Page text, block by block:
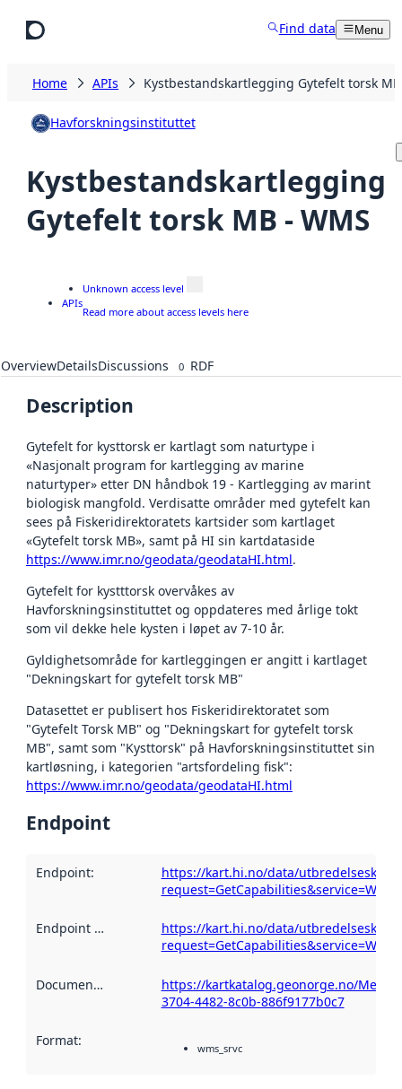
Find data Menu
Home APIs Kystbestandskartlegging Gytefelt torsk MB
Havforskningsinstituttet
Kystbestandskartlegging
Gytefelt torsk MB - WMS
APIs
Unknown access level
Read more about access levels here
OverviewDetailsDiscussions 0 RDF
Description
Gytefelt for kysttorsk er kartlagt som naturtype i
«Nasjonalt program for kartlegging av marine
naturtyper» etter DN håndbok 19 - Kartlegging av marint
biologisk mangfold. Verdisatte områder med gytefelt kan
sees på Fiskeridirektoratets kartsider som kartlaget
«Gytefelt torsk MB», samt på HI sin kartdataside
https://www.imr.no/geodata/geodataHI.html.
Gytefelt for kystttorsk overvåkes av
Havforskningsinstituttet og oppdateres med årlige tokt
som vil dekke hele kysten i løpet av 7-10 år.
Gyldighetsområde for kartleggingen er angitt i kartlaget
"Dekningskart for gytefelt torsk MB"
Datasettet er publisert hos Fiskeridirektoratet som
"Gytefelt Torsk MB" og "Dekningskart for gytefelt torsk
MB", samt som "Kysttorsk" på Havforskningsinstituttet sin
kartløsning, i kategorien "artsfordeling fisk":
https://www.imr.no/geodata/geodataHI.html
Endpoint
Endpoint:
https://kart.hi.no/data/utbredelseskart/
request=GetCapabilities&service=WMS
Endpoint description :https://kart.hi.no/data/utbredelseskart/
request=GetCapabilities&service=WMS
Documentation
https://kartkatalog.geonorge.no/
3704-4482-8c0b-886f9177b0c7
Format: wms_srvc